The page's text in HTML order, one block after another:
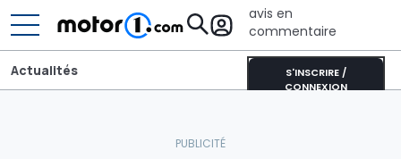
avis en
commentaire
S'INSCRIRE /
CONNEXION
Actualités